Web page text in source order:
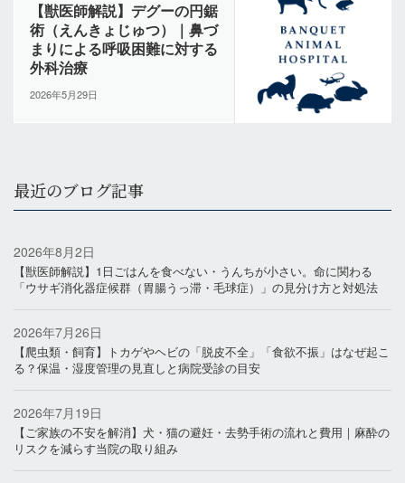
【獣医師解説】デグーの円鋸
術（えんきょじゅつ）｜鼻づ
まりによる呼吸困難に対する
外科治療
2026年5月29日
最近のブログ記事
2026年8月2日
【獣医師解説】1日ごはんを食べない・うんちが小さい。命に関わる
「ウサギ消化器症候群（胃腸うっ滞・毛球症）」の見分け方と対処法
2026年7月26日
【爬虫類・飼育】トカゲやヘビの「脱皮不全」「食欲不振」はなぜ起こ
る？保温・湿度管理の見直しと病院受診の目安
2026年7月19日
【ご家族の不安を解消】犬・猫の避妊・去勢手術の流れと費用｜麻酔の
リスクを減らす当院の取り組み